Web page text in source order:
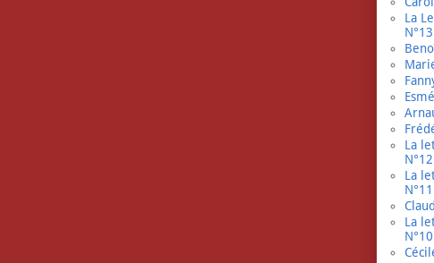
La
N°13
La
N°12
La
N°11
La
N°10